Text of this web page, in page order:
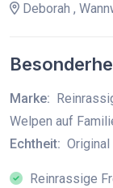
Deborah ,
Marke:
Welpen auf
Echtheit: Original
Reinrassige